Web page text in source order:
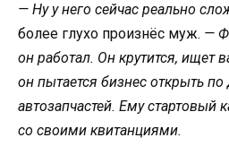
— Ну у него сейчас реально
более глухо произнёс муж. —
он работал. Он крутится, ищет
он пытается бизнес открыть по
автозапчастей. Ему стартовый
со своими квитанциями.